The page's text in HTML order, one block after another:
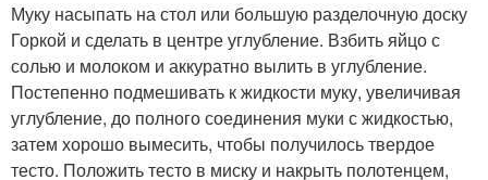
Муку насыпать на стол или большую разделочную доску
Горкой и сделать в центре углубление. Взбить яйцо с
солью и молоком и аккуратно вылить в углубление.
Постепенно подмешивать к жидкости муку, увеличивая
углубление, до полного соединения муки с жидкостью,
затем хорошо вымесить, чтобы получилось твердое
тесто. Положить тесто в миску и накрыть полотенцем,